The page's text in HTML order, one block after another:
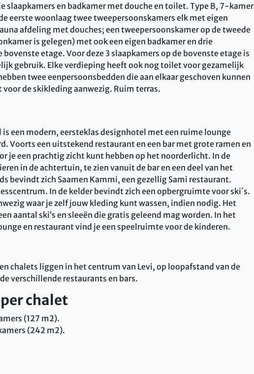
slaapkamers en badkamer met douche en toilet. Type B, 7-kamer
eerste woonlaag twee tweepersoonskamers elk met eigen
afdeling met douches; een tweepersoonskamer op de tweede
is gelegen) met ook een eigen badkamer en drie
etage. Voor deze 3 slaapkamers op de bovenste etage is
gebruik. Elke verdieping heeft ook nog toilet voor gezamelijk
twee eenpersoonsbedden die aan elkaar geschoven kunnen
voor de skikleding aanwezig. Ruim terras.
is een modern, eersteklas designhotel met een ruime lounge
Voorts een uitstekend restaurant en een bar met grote ramen en
je een prachtig zicht kunt hebben op het noorderlicht. In de
in de achtertuin, te zien vanuit de bar en een deel van het
bevindt zich Saamen Kammi, een gezellig Sami restaurant.
In de kelder bevindt zich een opbergruimte voor ski´s.
waar je zelf jouw kleding kunt wassen, indien nodig. Het
aantal ski’s en sleeën die gratis geleend mag worden. In het
en restaurant vind je een speelruimte voor de kinderen.
chalets liggen in het centrum van Levi, op loopafstand van de
verschillende restaurants en bars.
chalet
(127 m2).
(242 m2).